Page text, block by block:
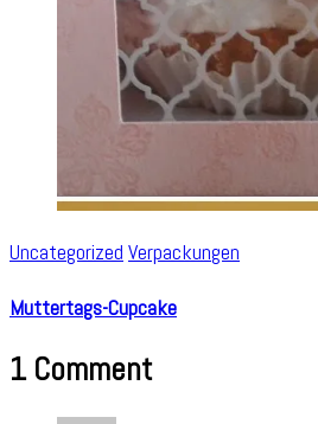
Uncategorized Verpackungen
Muttertags-Cupcake
1 Comment